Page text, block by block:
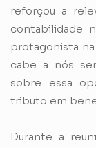
reforçou a
contabilidade
protagonista
cabe a nós
sobre essa
tributo em
Durante a